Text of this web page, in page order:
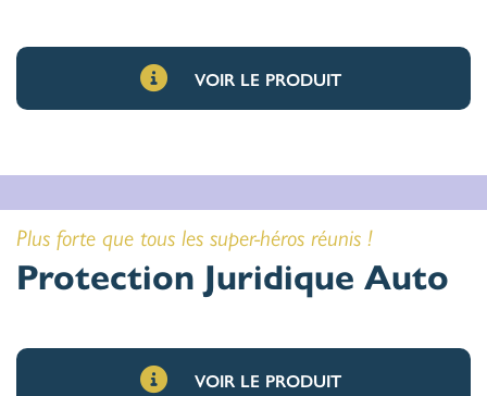
VOIR LE PRODUIT
Plus forte que tous les super-héros réunis !
Protection Juridique Auto
VOIR LE PRODUIT